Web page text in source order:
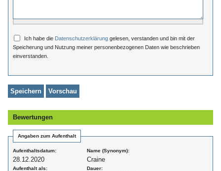
Ich habe die Datenschutzerklärung gelesen, verstanden und bin mit der
Speicherung und Nutzung meiner personenbezogenen Daten wie beschrieben
einverstanden.
Bewertungen
Angaben zum Aufenthalt
Aufenthaltsdatum:
28.12.2020
Name (Synonym):
Craine
Aufenthalt als: Dauer: